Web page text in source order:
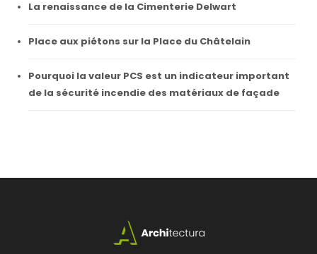
La renaissance de la Cimenterie Delwart
Place aux piétons sur la Place du Châtelain
Pourquoi la valeur PCS est un indicateur important
de la sécurité incendie des matériaux de façade